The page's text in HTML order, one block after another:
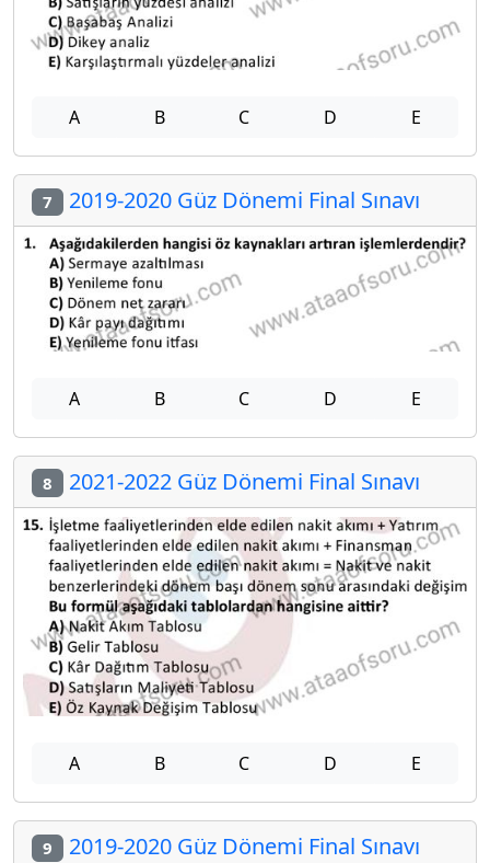
A B C D E
7 2019-2020 Güz Dönemi Final Sınavı
A B C D E
8 2021-2022 Güz Dönemi Final Sınavı
A B C D E
9 2019-2020 Güz Dönemi Final Sınavı